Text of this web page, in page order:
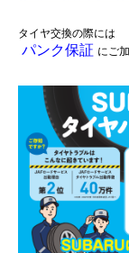
タイヤ交換の際には
パンク保証 にご